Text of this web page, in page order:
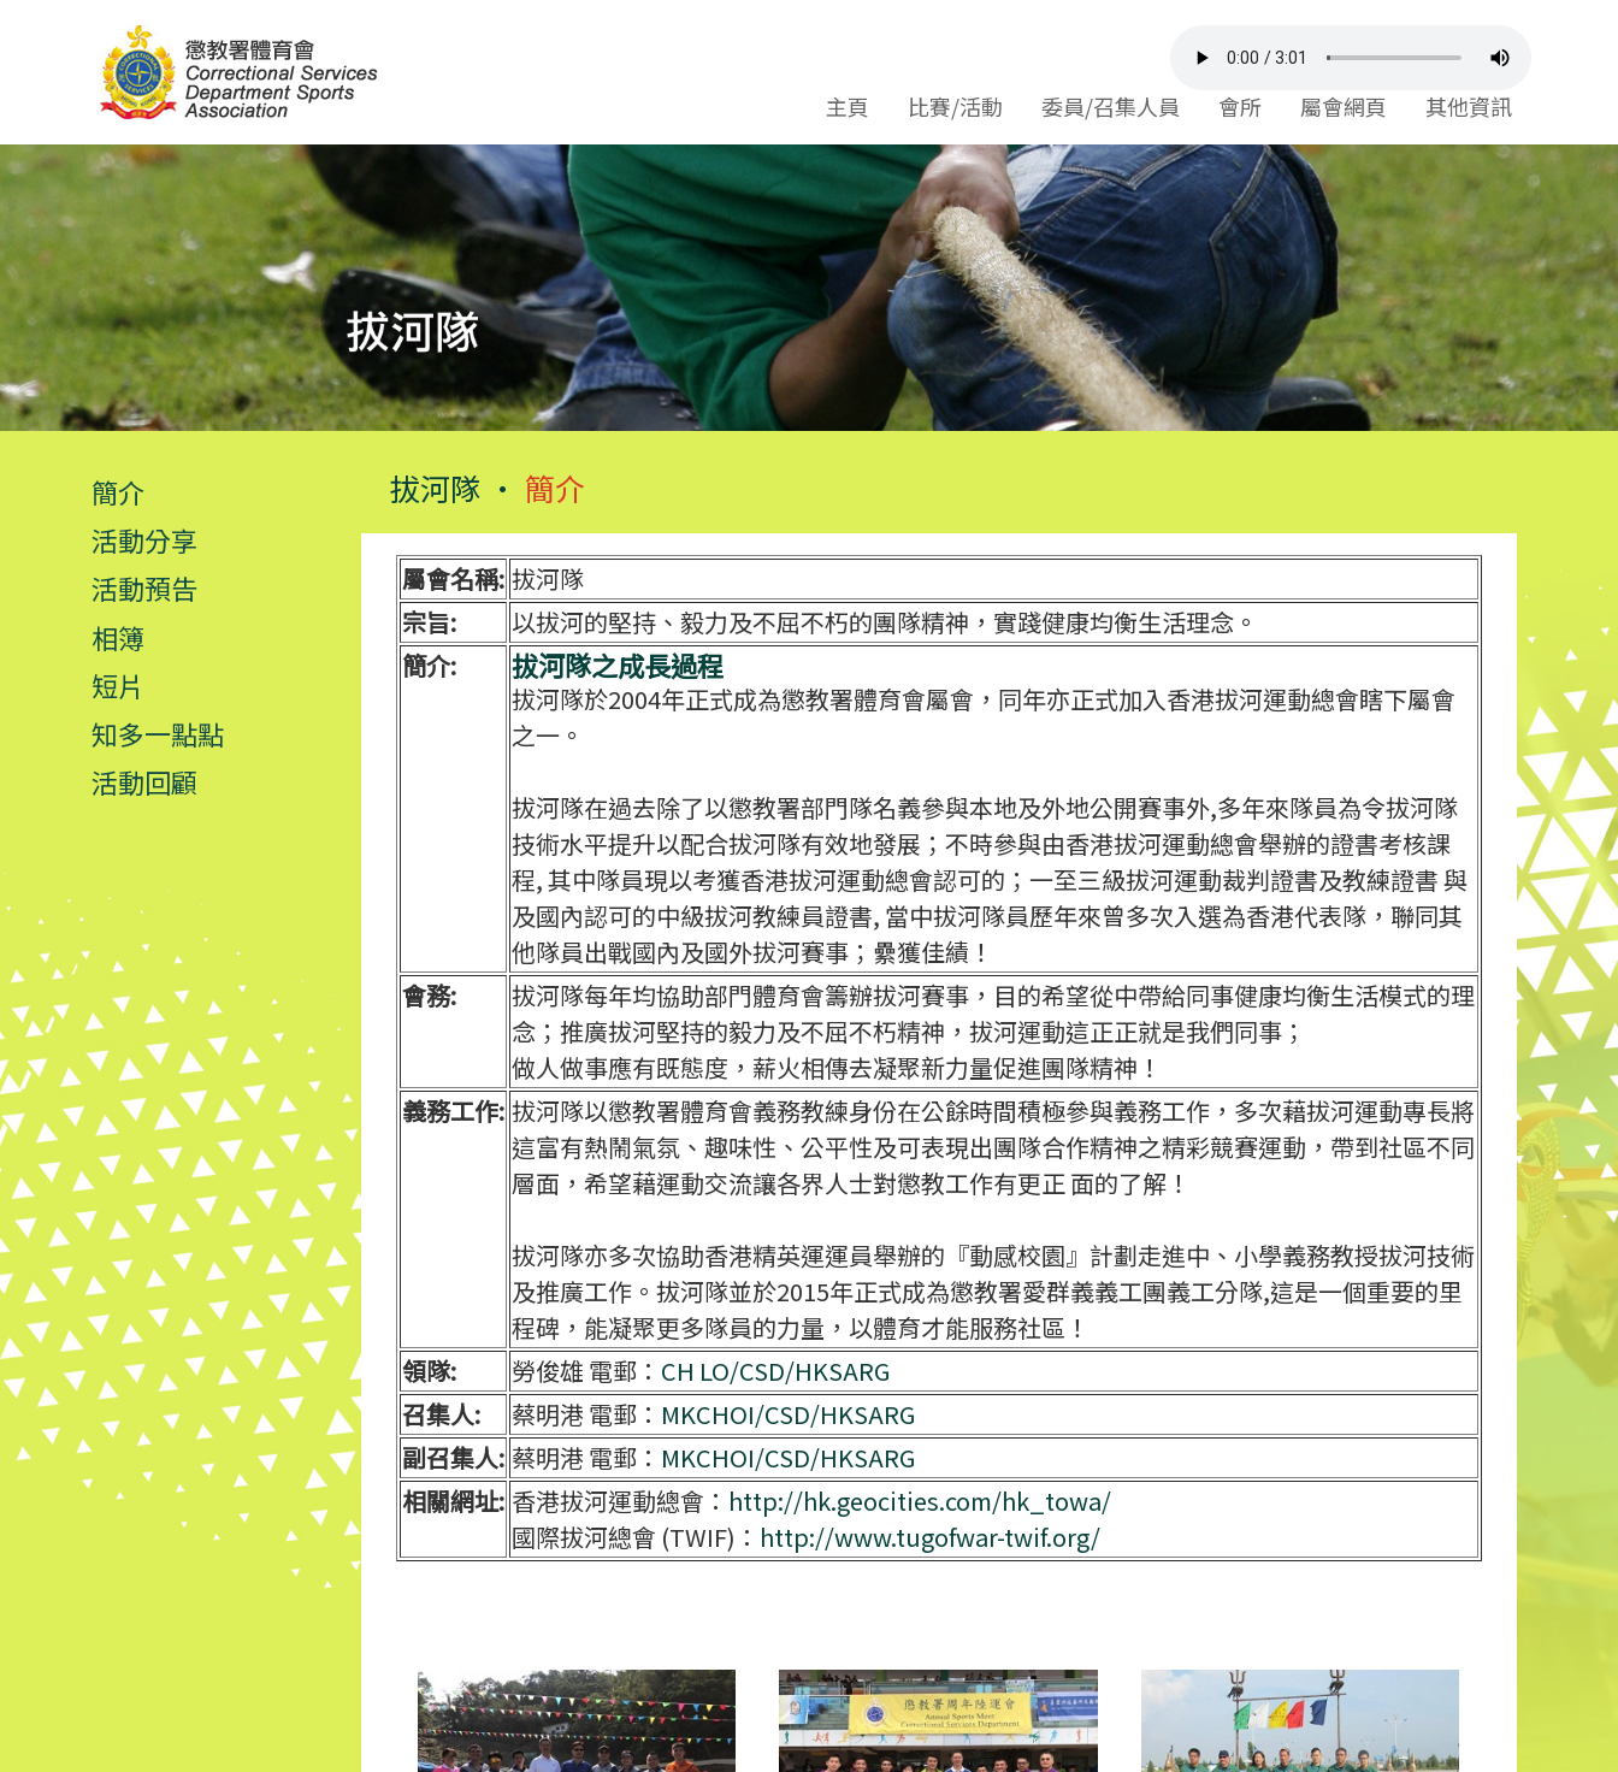
主頁 比賽/活動 委員/召集人員 會所 屬會網頁 其他資訊
簡介
活動分享
活動預告
相簿
短片
知多一點點
活動回顧
拔河隊 • 簡介
屬會名稱: 拔河隊
宗旨:
以拔河的堅持、毅力及不屈不朽的團隊精神，實踐健康均衡生活理念。
簡介:
拔河隊之成長過程
拔河隊於2004年正式成為懲教署體育會屬會，同年亦正式加入香港拔河運動總會瞎下屬會
之一。
拔河隊在過去除了以懲教署部門隊名義參與本地及外地公開賽事外,多年來隊員為令拔河隊
技術水平提升以配合拔河隊有效地發展；不時參與由香港拔河運動總會舉辦的證書考核課
程, 其中隊員現以考獲香港拔河運動總會認可的；一至三級拔河運動裁判證書及教練證書 與
及國內認可的中級拔河教練員證書, 當中拔河隊員歷年來曾多次入選為香港代表隊，聯同其
他隊員出戰國內及國外拔河賽事；纍獲佳績！
會務:
拔河隊每年均協助部門體育會籌辦拔河賽事，目的希望從中帶給同事健康均衡生活模式的理
念；推廣拔河堅持的毅力及不屈不朽精神，拔河運動這正正就是我們同事；
做人做事應有既態度，薪火相傳去凝聚新力量促進團隊精神！
義務工作: 拔河隊以懲教署體育會義務教練身份在公餘時間積極參與義務工作，多次藉拔河運動專長將
這富有熱鬧氣氛、趣味性、公平性及可表現出團隊合作精神之精彩競賽運動，帶到社區不同
層面，希望藉運動交流讓各界人士對懲教工作有更正 面的了解！
拔河隊亦多次協助香港精英運運員舉辦的『動感校園』計劃走進中、小學義務教授拔河技術
及推廣工作。拔河隊並於2015年正式成為懲教署愛群義義工團義工分隊,這是一個重要的里
程碑，能凝聚更多隊員的力量，以體育才能服務社區！
領隊:
勞俊雄 電郵： CH LO/CSD/HKSARG
召集人:
蔡明港 電郵： MKCHOI/CSD/HKSARG
副召集人: 蔡明港 電郵： MKCHOI/CSD/HKSARG
相關網址: 香港拔河運動總會： http://hk.geocities.com/hk_towa/
國際拔河總會 (TWIF)： http://www.tugofwar-twif.org/